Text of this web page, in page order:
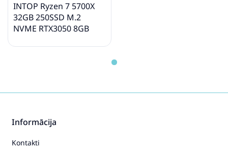
INTOP Ryzen 7 5700X
32GB 250SSD M.2
NVME RTX3050 8GB
Informācija
Kontakti